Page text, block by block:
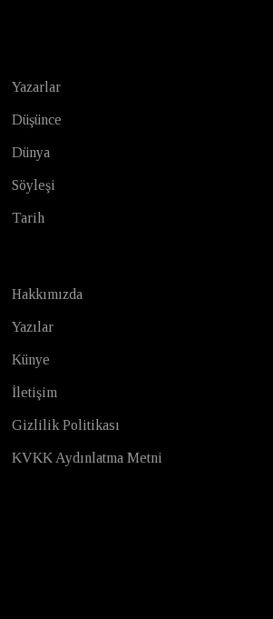
Yazarlar
Düşünce
Dünya
Söyleşi
Tarih
Hakkımızda
Yazılar
Künye
İletişim
Gizlilik Politikası
KVKK Aydınlatma Metni